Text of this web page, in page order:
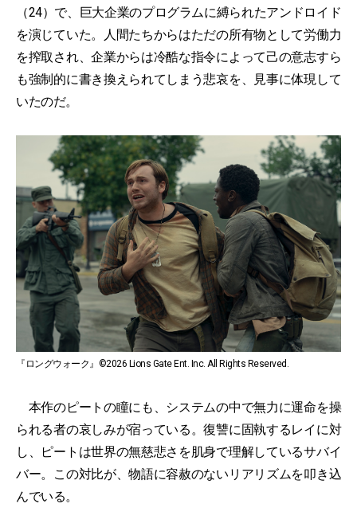
（24）で、巨大企業のプログラムに縛られたアンドロイド
を演じていた。人間たちからはただの所有物として労働力
を搾取され、企業からは冷酷な指令によって己の意志すら
も強制的に書き換えられてしまう悲哀を、見事に体現して
いたのだ。
『ロングウォーク』©2026 Lions Gate Ent. Inc. All Rights Reserved.
本作のピートの瞳にも、システムの中で無力に運命を操
られる者の哀しみが宿っている。復讐に固執するレイに対
し、ピートは世界の無慈悲さを肌身で理解しているサバイ
バー。この対比が、物語に容赦のないリアリズムを叩き込
んでいる。